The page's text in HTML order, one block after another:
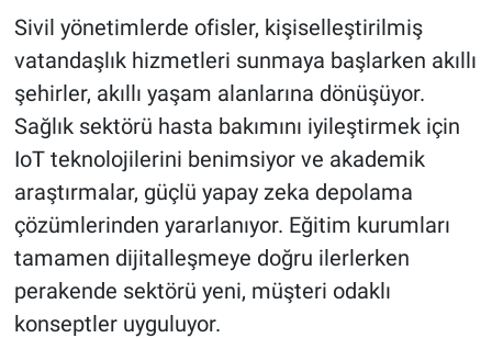
Sivil yönetimlerde ofisler, kişiselleştirilmiş
vatandaşlık hizmetleri sunmaya başlarken akıllı
şehirler, akıllı yaşam alanlarına dönüşüyor.
Sağlık sektörü hasta bakımını iyileştirmek için
IoT teknolojilerini benimsiyor ve akademik
araştırmalar, güçlü yapay zeka depolama
çözümlerinden yararlanıyor. Eğitim kurumları
tamamen dijitalleşmeye doğru ilerlerken
perakende sektörü yeni, müşteri odaklı
konseptler uyguluyor.